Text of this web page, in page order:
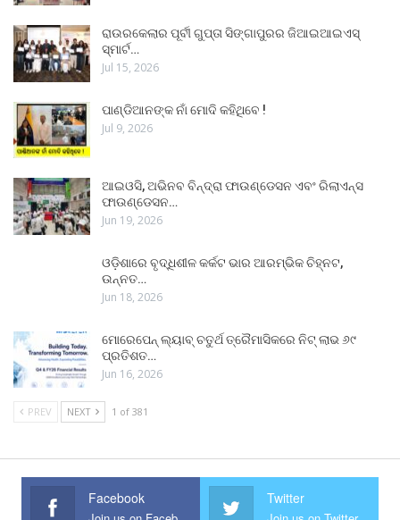
ରାଉରକେଲାର ପୂର୍ବୀ ଗୁପ୍ତା ସିଙ୍ଗାପୁରର ଜିଆଇଆଇଏସ୍
ସ୍ମାର୍ଟ…
Jul 15, 2026
ପାଣ୍ଡିଆନଙ୍କ ନାଁ ମୋଦି କହିଥିବେ !
Jul 9, 2026
ଆଇଓସି, ଅଭିନବ ବିନ୍ଦ୍ରା ଫାଉଣ୍ଡେସନ ଏବଂ ରିଲାଏନ୍ସ
ଫାଉଣ୍ଡେସନ…
Jun 19, 2026
ଓଡ଼ିଶାରେ ବୃଦ୍ଧିଶୀଳ କର୍କଟ ଭାର ଆରମ୍ଭିକ ଚିହ୍ନଟ,
ଉନ୍ନତ…
Jun 18, 2026
ମୋରେପେନ୍ ଲ୍ୟାବ୍ ଚତୁର୍ଥ ତ୍ରୈମାସିକରେ ନିଟ୍ ଲାଭ ୬୯
ପ୍ରତିଶତ…
Jun 16, 2026
PREV NEXT 1 of 381
Facebook Twitter